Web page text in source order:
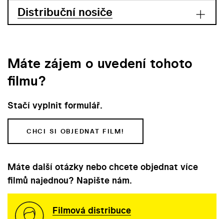
Distribuční nosiče
Máte zájem o uvedení tohoto
filmu?
Stačí vyplnit formulář.
CHCI SI OBJEDNAT FILM!
Máte další otázky nebo chcete objednat více
filmů najednou? Napište nám.
Filmová distribuce